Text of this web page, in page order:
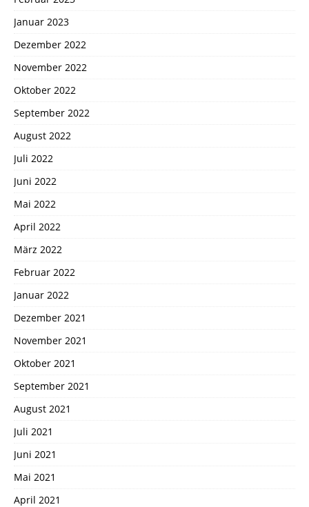
Januar 2023
Dezember 2022
November 2022
Oktober 2022
September 2022
August 2022
Juli 2022
Juni 2022
Mai 2022
April 2022
März 2022
Februar 2022
Januar 2022
Dezember 2021
November 2021
Oktober 2021
September 2021
August 2021
Juli 2021
Juni 2021
Mai 2021
April 2021